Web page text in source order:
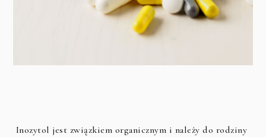
Inozytol jest związkiem organicznym i należy do rodziny